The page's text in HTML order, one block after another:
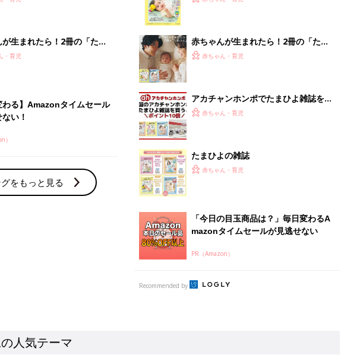
生まれたら！2冊の「たま
・育児
わる】Amazonタイムセール
い！
）
をもっと見る
赤ちゃんが生まれたら！2冊の「たま
ひよ」
赤ちゃん・育児
アカチャンホンポでたまひよ雑誌を買
うとポイント10倍【期間限定】
赤ちゃん・育児
たまひよの雑誌
赤ちゃん・育児
「今日の目玉商品は？」毎日変わるA
mazonタイムセールが見逃せない
PR（Amazon）
Recommended by
人気テーマ